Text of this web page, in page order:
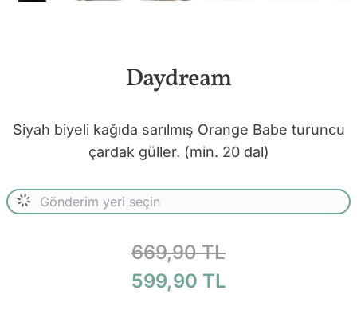
Daydream
Siyah biyeli kağıda sarılmış Orange Babe turuncu
çardak güller. (min. 20 dal)
669,90 TL
599,90 TL